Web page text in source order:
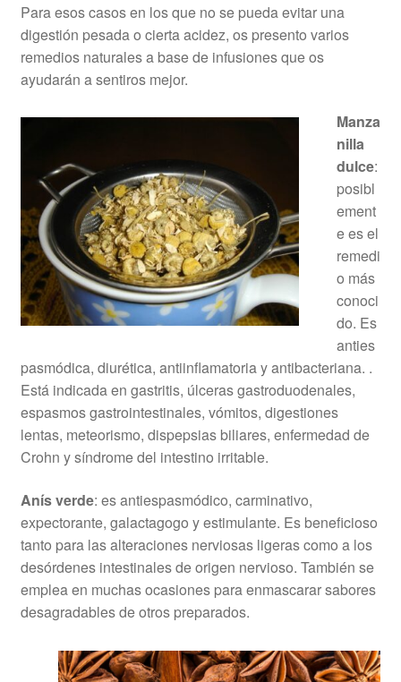
Para esos casos en los que no se pueda evitar una
digestión pesada o cierta acidez, os presento varios
remedios naturales a base de infusiones que os
ayudarán a sentiros mejor.
Manza
nilla
dulce:
posibl
ement
e es el
remedi
o más
conoci
do. Es
anties
pasmódica, diurética, antiinflamatoria y antibacteriana. .
Está indicada en gastritis, úlceras gastroduodenales,
espasmos gastrointestinales, vómitos, digestiones
lentas, meteorismo, dispepsias biliares, enfermedad de
Crohn y síndrome del intestino irritable.
Anís verde: es antiespasmódico, carminativo,
expectorante, galactagogo y estimulante. Es beneficioso
tanto para las alteraciones nerviosas ligeras como a los
desórdenes intestinales de origen nervioso. También se
emplea en muchas ocasiones para enmascarar sabores
desagradables de otros preparados.